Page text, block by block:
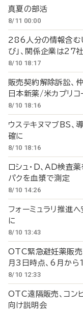
真夏の部活
8/11 00:00
286人分の情報含
び」、関係企業は27社
8/10 18:17
販売契約解除訴訟、
日本新薬/米カプリコ
8/10 18:16
ウステキヌマブBS
確に
8/10 18:16
ロシュ・D、AD検
パクを血漿で測定
8/10 14:26
フォーミュラリ推進
に
8/10 13:43
OTC緊急避妊薬販
月3日時点、6月か
8/10 12:33
OTC遠隔販売、コン
向け説明会